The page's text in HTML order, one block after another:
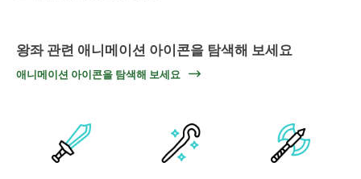
왕좌 관련 애니메이션 아이콘을 탐색해 보세요
애니메이션 아이콘을 탐색해 보세요